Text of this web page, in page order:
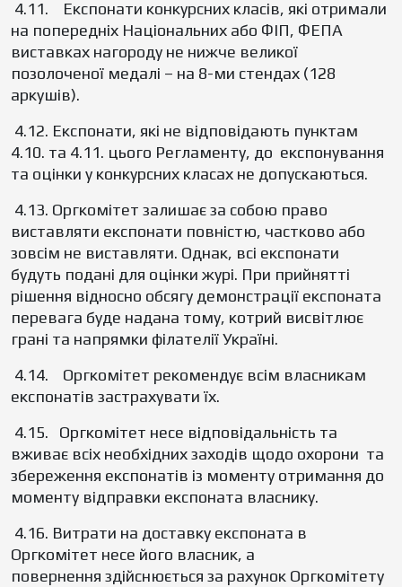
4.11. Експонати конкурсних класів, які отримали
на попередніх Національних або ФIП, ФЕПА
виставках нагороду не нижче великої
позолоченої медалі – на 8-ми стендах (128
аркушів).
4.12. Експонати, які не відповідають пунктам
4.10. та 4.11. цього Регламенту, до експонування
та оцінки у конкурсних класах не допускаються.
4.13. Оргкомітет залишає за собою право
виставляти експонати повністю, частково або
зовсім не виставляти. Однак, всі експонати
будуть подані для оцінки журі. При прийнятті
рішення відносно обсягу демонстрації експоната
перевага буде надана тому, котрий висвітлює
грані та напрямки філателії Україні.
4.14. Оргкомітет рекомендує всім власникам
експонатів застрахувати їх.
4.15. Оргкомітет несе відповідальність та
вживає всіх необхідних заходів щодо охорони та
збереження експонатів із моменту отримання до
моменту відправки експоната власнику.
4.16. Витрати на доставку експоната в
Оргкомітет несе його власник, а
повернення здійснюється за рахунок Оргкомітету